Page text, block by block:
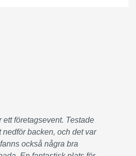
ett företagsevent. Testade
nedför backen, och det var
också några bra